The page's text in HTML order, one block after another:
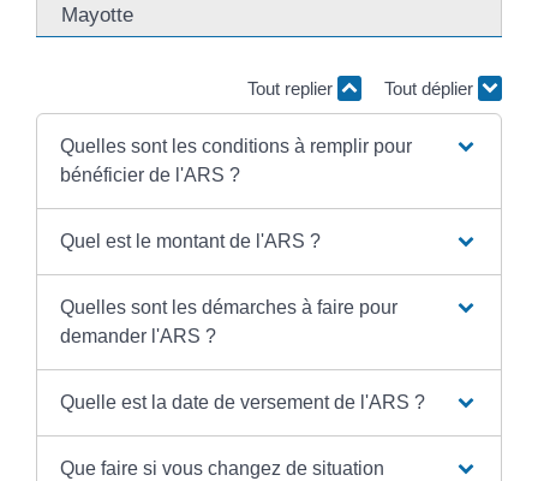
Mayotte
Tout replier Tout déplier
Quelles sont les conditions à remplir pour
bénéficier de l'ARS ?
Quel est le montant de l'ARS ?
Quelles sont les démarches à faire pour
demander l'ARS ?
Quelle est la date de versement de l'ARS ?
Que faire si vous changez de situation